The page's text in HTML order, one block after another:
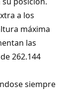
a los
máxima
las
262.144
siempre